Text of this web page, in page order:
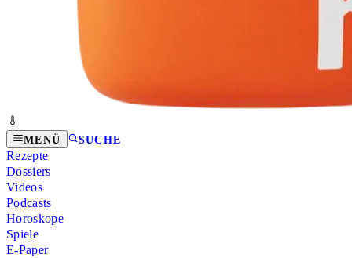
MENÜ SUCHE
Rezepte
Dossiers
Videos
Podcasts
Horoskope
Spiele
E-Paper